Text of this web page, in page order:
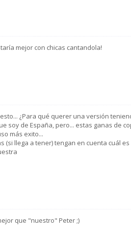
mejor con chicas cantandola!
¿Para qué querer una versión
soy de España, pero... estas ganas de
más exito...
(si llega a tener) tengan en cuenta cuál
que "nuestro" Peter ;)